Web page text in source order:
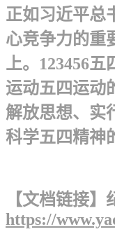
正如习近平总
心竞争力的重
上。 123456
运动五四运动
解放思想、实
科学五四精神
【文档链接
https://